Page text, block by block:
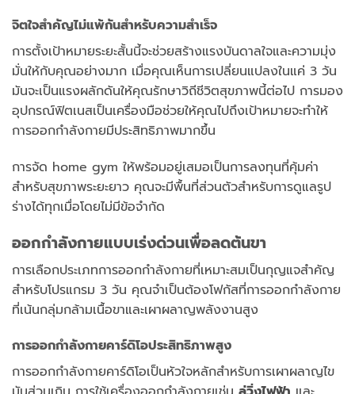
จิตใจสำคัญไม่แพ้กันสำหรับความสำเร็จ
การตั้งเป้าหมายระยะสั้นนี้จะช่วยสร้างแรงบันดาลใจและความมุ่ง
มั่นให้กับคุณอย่างมาก เมื่อคุณเห็นการเปลี่ยนแปลงในแค่ 3 วัน
มันจะเป็นแรงผลักดันให้คุณรักษาวิถีชีวิตสุขภาพนี้ต่อไป การมอง
อุปกรณ์ฟิตเนสเป็นเครื่องมือช่วยให้คุณไปถึงเป้าหมายจะทำให้
การออกกำลังกายมีประสิทธิภาพมากขึ้น
การจัด home gym ให้พร้อมอยู่เสมอเป็นการลงทุนที่คุ้มค่า
สำหรับสุขภาพระยะยาว คุณจะมีพื้นที่ส่วนตัวสำหรับการดูแลรูป
ร่างได้ทุกเมื่อโดยไม่มีข้อจำกัด
ออกกำลังกายแบบเร่งด่วนเพื่อลดต้นขา
การเลือกประเภทการออกกำลังกายที่เหมาะสมเป็นกุญแจสำคัญ
สำหรับโปรแกรม 3 วัน คุณจำเป็นต้องโฟกัสที่การออกกำลังกาย
ที่เน้นกลุ่มกล้ามเนื้อขาและเผาผลาญพลังงานสูง
การออกกำลังกายคาร์ดิโอประสิทธิภาพสูง
การออกกำลังกายคาร์ดิโอเป็นหัวใจหลักสำหรับการเผาผลาญไข